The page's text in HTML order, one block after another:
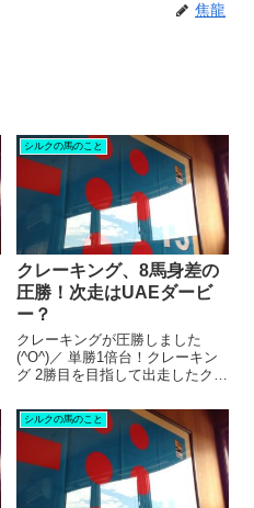
焦龍
シルクの馬のこと
クレーキング、8馬身差の
圧勝！次走はUAEダービ
ー？
クレーキングが圧勝しました
(^O^)／ 単勝1倍台！クレーキン
グ 2勝目を目指して出走したクレ
立てという少頭数でした。 オー
プンクラスで連対したことがあ
るのは、クレーキングのみ。 な
ので、 「こりゃ単勝元...
シルクの馬のこと